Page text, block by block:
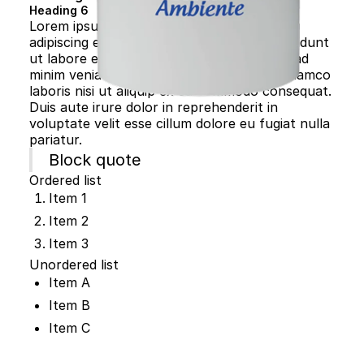
Heading 6
Lorem ipsum dolor sit amet, consectetur
adipiscing elit, sed do eiusmod tempor incididunt
ut labore et dolore magna aliqua. Ut enim ad
minim veniam, quis nostrud exercitation ullamco
laboris nisi ut aliquip ex ea commodo consequat.
Duis aute irure dolor in reprehenderit in
voluptate velit esse cillum dolore eu fugiat nulla
pariatur.
Block quote
Ordered list
Item 1
Item 2
Item 3
Unordered list
Item A
Item B
Item C